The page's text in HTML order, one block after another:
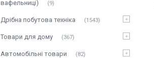
вафельниці)
9
Дрібна побутова техніка 1543
Товари для дому 367
Автомобільні товари 82